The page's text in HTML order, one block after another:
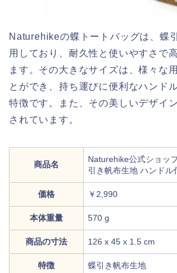
Naturehikeの蝶トートバッグは、蝶
用しており、耐久性と使いやすさで
ます。その大きなサイズは、様々な
とができ、持ち運びに便利なハンド
特徴です。また、その美しいデザイ
されています。
商品名
Naturehike公式ショッ
引き帆布生地 ハンドル
価格 ￥2,990
本体重量 570 g
商品の寸法 126 x 45 x 1.5 cm
特徴 蝶引き帆布生地